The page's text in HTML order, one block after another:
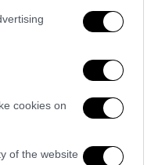
cookies on
of the website
ancora aperti, soprattutto per